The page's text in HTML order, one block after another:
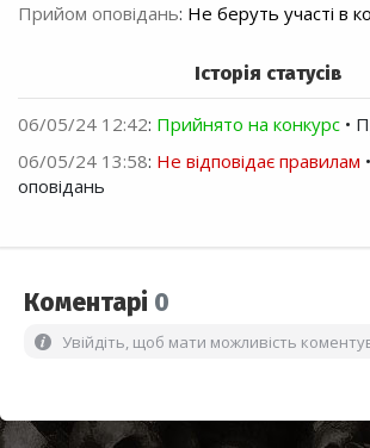
Прийом оповідань: Не беруть участі в
Історія статусів
06/05/24 12:42: Прийнято на конкурс •
06/05/24 13:58: Не відповідає правилам
оповідань
Коментарі 0
Увійдіть, щоб мати можливість